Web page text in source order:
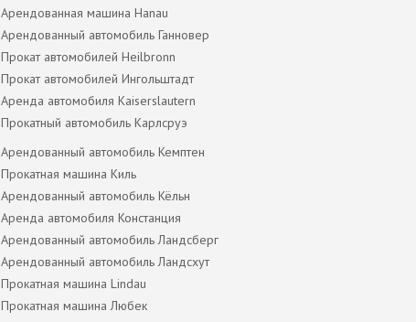
Арендованная машина Hanau
Арендованный автомобиль Ганновер
Прокат автомобилей Heilbronn
Прокат автомобилей Ингольштадт
Аренда автомобиля Kaiserslautern
Прокатный автомобиль Карлсруэ
Арендованный автомобиль Кемптен
Прокатная машина Киль
Арендованный автомобиль Кёльн
Аренда автомобиля Констанция
Арендованный автомобиль Ландсберг
Арендованный автомобиль Ландсхут
Прокатная машина Lindau
Прокатная машина Любек